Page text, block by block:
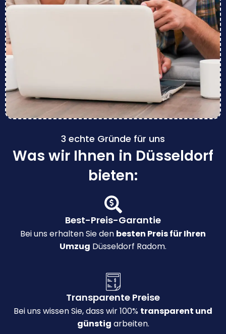
3 echte Gründe für uns
Was wir Ihnen in Düsseldorf
bieten:
Best-Preis-Garantie
Bei uns erhalten Sie den besten Preis für Ihren
Umzug Düsseldorf Radom.
Transparente Preise
Bei uns wissen Sie, dass wir 100% transparent und
günstig arbeiten.